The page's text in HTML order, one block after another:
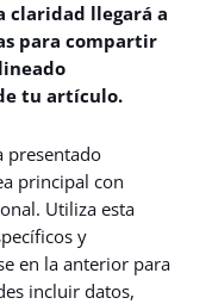
claridad llegará a
para compartir
tu artículo.
presentado
principal con
Utiliza esta
y
en la anterior para
incluir datos,